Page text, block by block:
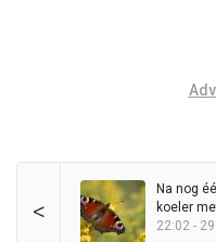
<
Na nog
koeler
maar
22:02 -